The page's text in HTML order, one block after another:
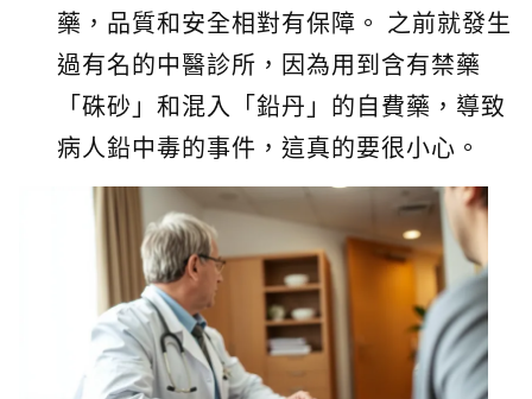
藥，品質和安全相對有保障。 之前就發生
過有名的中醫診所，因為用到含有禁藥
「硃砂」和混入「鉛丹」的自費藥，導致
病人鉛中毒的事件，這真的要很小心。